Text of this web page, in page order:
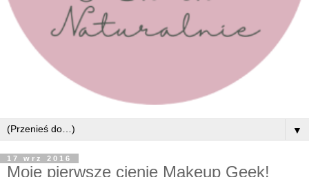
▼
17 wrz 2016
Moje pierwsze cienie Makeup Geek!